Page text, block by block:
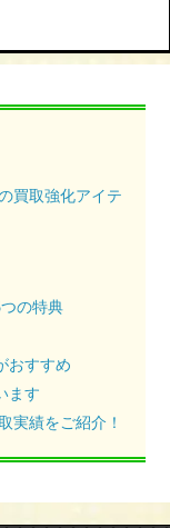
買取強化アイテ
の特典
おすすめ
ます
実績をご紹介！